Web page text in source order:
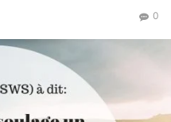
0